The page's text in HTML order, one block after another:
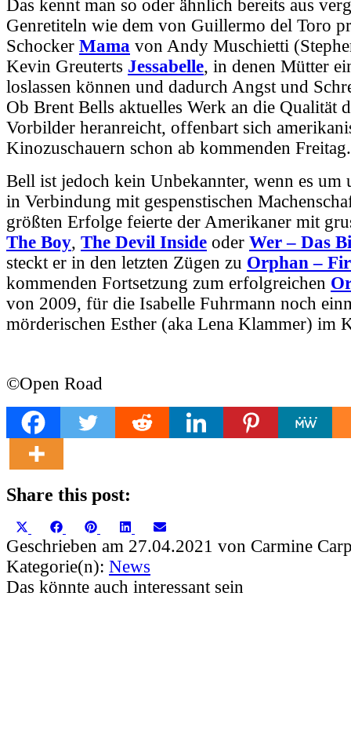
Das kennt man so oder ähnlich bereits aus
Genretiteln wie dem von Guillermo del Toro
Schocker Mama von Andy Muschietti
Kevin Greuterts Jessabelle, in denen Mütter
loslassen können und dadurch Angst und
Ob Brent Bells aktuelles Werk an die Qualität
Vorbilder heranreicht, offenbart sich
Kinozuschauern schon ab kommenden Freitag.
Bell ist jedoch kein Unbekannter, wenn es um
in Verbindung mit gespenstischen
größten Erfolge feierte der Amerikaner mit
The Boy, The Devil Inside oder Wer – Das
steckt er in den letzten Zügen zu Orphan –
kommenden Fortsetzung zum erfolgreichen
von 2009, für die Isabelle Fuhrmann noch
mörderischen Esther (aka Lena Klammer) im
©Open Road
Share this post:
Share
on
(Twitter)
Share
on
FacebookShare
on
Pinterest Share
on
LinkedInShare
on
Geschrieben am 27.04.2021 von Carmine
Kategorie(n): News
Das könnte auch interessant sein